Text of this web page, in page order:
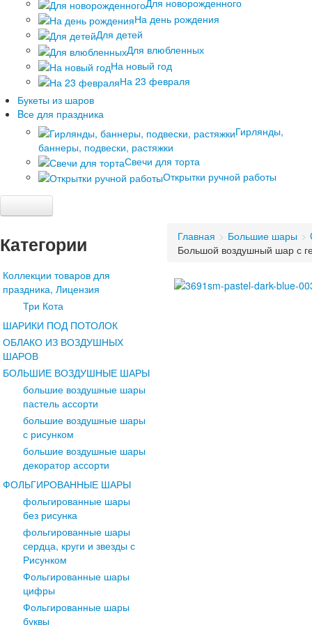
Для новорожденного
На день рождения
Для детей
Для влюбленных
На новый год
На 23 февраля
Букеты из шаров
Bсе для праздника
Гирлянды,
баннеры, подвески, растяжки
Свечи для торта
Открытки ручной работы
C рисунком
Фольгированные шары
Категории
Коллекции товаров для
праздника, Лицензия
Три Кота
ШАРИКИ ПОД ПОТОЛОК
ОБЛАКО ИЗ ВОЗДУШНЫХ
ШАРОВ
БОЛЬШИЕ ВОЗДУШНЫЕ ШАРЫ
большие воздушные шары
пастель ассорти
большие воздушные шары
с рисунком
большие воздушные шары
декоратор ассорти
ФОЛЬГИРОВАННЫЕ ШАРЫ
фольгированные шары
без рисунка
фольгированные шары
сердца, круги и звезды с
Рисунком
Фольгированные шары
цифры
Фольгированные шары
буквы
Главная > Большие шары >
Большой воздушный шар с